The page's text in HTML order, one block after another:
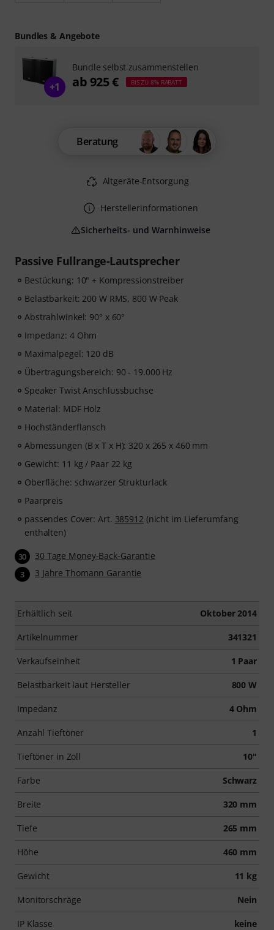
Passive Fullrange-Lautsprecher
Bestückung: 10" + Kompressionstreiber
Belastbarkeit: 200 W RMS, 800 W Peak
Abstrahlwinkel: 90° x 60°
Impedanz: 4 Ohm
Maximalpegel: 120 dB
Übertragungsbereich: 90 - 19.000 Hz
Speaker Twist Anschlussbuchse
Material: MDF Holz
Hochständerflansch
Abmessungen (B x T x H): 320 x 265 x 460 mm
Gewicht: 11 kg / Paar 22 kg
Oberfläche: schwarzer Strukturlack
Paarpreis
passendes Cover: Art. 385912 (nicht im Lieferumfang
enthalten)
30 30 Tage Money-Back-Garantie
3 3 Jahre Thomann Garantie
Erhältlich seit Oktober 2014
Artikelnummer 341321
Verkaufseinheit 1 Paar
Belastbarkeit laut Hersteller 800 W
Impedanz 4 Ohm
Anzahl Tieftöner 1
Tieftöner in Zoll 10"
Farbe Schwarz
Breite 320 mm
Tiefe 265 mm
Höhe 460 mm
Gewicht 11 kg
Monitorschräge Nein
IP Klasse keine
Beratung
Altgeräte-Entsorgung
Herstellerinformationen
Sicherheits- und Warnhinweise
Bundles & Angebote
+1
Bundle selbst zusammenstellen
ab 925 € BIS ZU 8% RABATT